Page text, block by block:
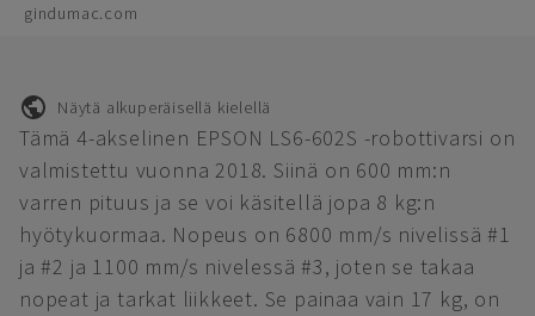
gindumac.com
Näytä alkuperäisellä kielellä
Tämä 4-akselinen EPSON LS6-602S -robottivarsi on
valmistettu vuonna 2018. Siinä on 600 mm:n
varren pituus ja se voi käsitellä jopa 8 kg:n
hyötykuormaa. Nopeus on 6800 mm/s nivelissä #1
ja #2 ja 1100 mm/s nivelessä #3, joten se takaa
nopeat ja tarkat liikkeet. Se painaa vain 17 kg, on